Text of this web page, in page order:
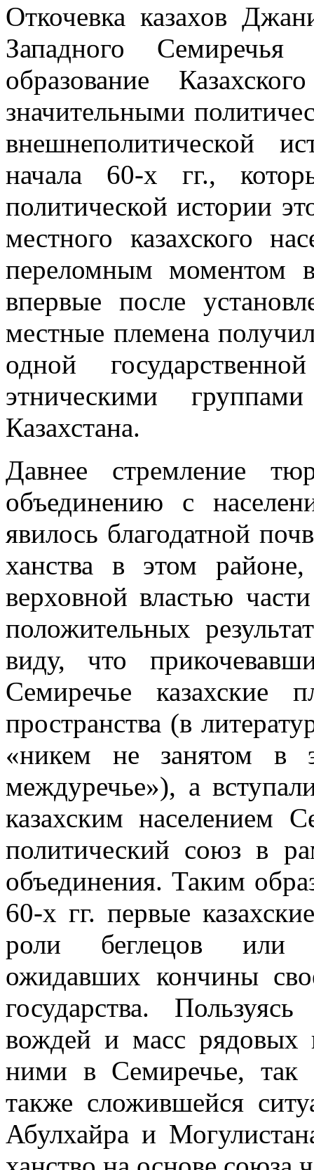
Откочевка казахов
Западного
образование
значительными
внешнеполитической
начала 60-х гг.,
политической истории
местного казахского
переломным моментом
впервые после
местные племена
одной
этническими
Казахстана.
Давнее стремление
объединению с
явилось благодатной
ханства в этом
верховной властью
положительных
виду, что
Семиречье казахские
пространства (в
«никем не занятом в
междуречье»), а
казахским населением
политический союз в
объединения. Таким
60-х гг. первые
роли беглецов или
ожидавших кончины
государства.
вождей и масс рядовых
ними в Семиречье, так
также сложившейся
Абулхайра и